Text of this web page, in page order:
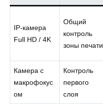
IP-камера
Full HD / 4K
Общий
контроль
зоны печати
Камера с
макрофокус
ом
Контроль
первого
слоя